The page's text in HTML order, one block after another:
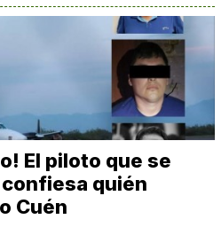
El piloto que se
quién
Cuén